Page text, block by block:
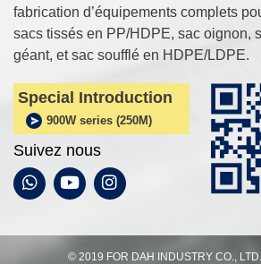
fabrication d’équipements complets
sacs tissés en PP/HDPE, sac oignon,
géant, et sac soufflé en HDPE/LDPE.
Special Introduction
900W series (250M)
Suivez nous
© 2019 FOR DAH INDUSTRY CO., LTD.